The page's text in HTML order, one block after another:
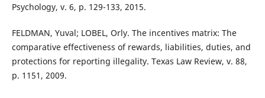
Psychology, v. 6, p. 129-133, 2015.
FELDMAN, Yuval; LOBEL, Orly. The incentives matrix: The
comparative effectiveness of rewards, liabilities, duties, and
protections for reporting illegality. Texas Law Review, v. 88,
p. 1151, 2009.